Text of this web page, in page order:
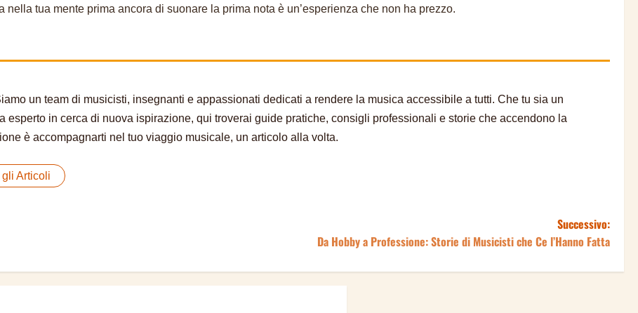
tua mente prima ancora di suonare la prima nota è un’esperienza che non ha prezzo.
un team di musicisti, insegnanti e appassionati dedicati a rendere la musica accessibile a tutti. Che tu sia un
esperto in cerca di nuova ispirazione, qui troverai guide pratiche, consigli professionali e storie che accendono la
è accompagnarti nel tuo viaggio musicale, un articolo alla volta.
Articoli
Successivo:
Da Hobby a Professione: Storie di Musicisti che Ce l’Hanno Fatta